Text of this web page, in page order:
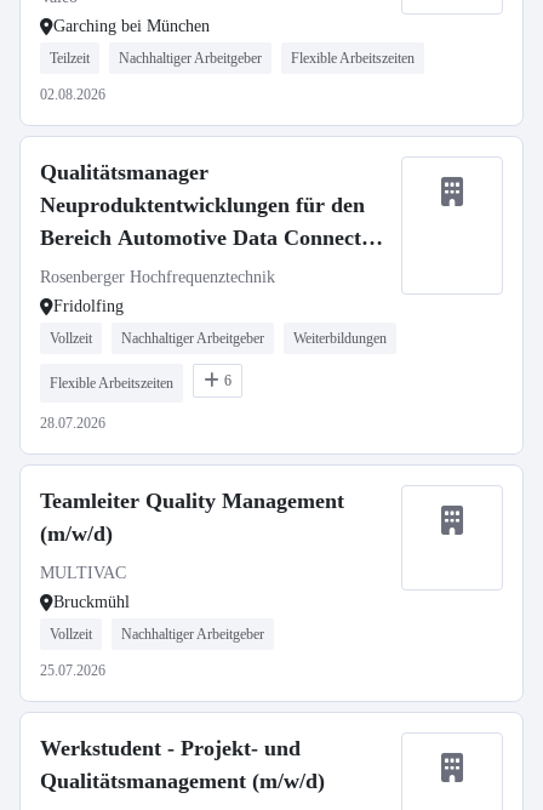
Garching bei München
Teilzeit Nachhaltiger Arbeitgeber Flexible Arbeitszeiten
02.08.2026
Qualitätsmanager
Neuproduktentwicklungen für den
Bereich Automotive Data Connector
(m/w/d)
Rosenberger Hochfrequenztechnik
Fridolfing
Vollzeit Nachhaltiger Arbeitgeber Weiterbildungen
Flexible Arbeitszeiten 6
28.07.2026
Teamleiter Quality Management
(m/w/d)
MULTIVAC
Bruckmühl
Vollzeit Nachhaltiger Arbeitgeber
25.07.2026
Werkstudent - Projekt- und
Qualitätsmanagement (m/w/d)